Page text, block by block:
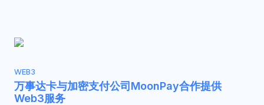
WEB3
万事达卡与加密支付公司MoonPay合作提供
Web3服务